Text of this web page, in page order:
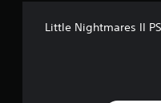
Little Nightmares II